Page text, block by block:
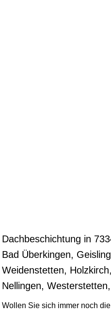
Dachbeschichtung in
Bad Überkingen,
Weidenstetten,
Nellingen,
Wollen Sie sich immer noch